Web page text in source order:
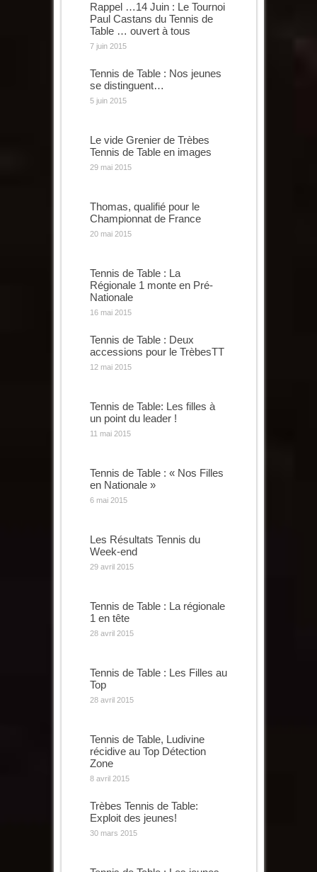
Rappel …14 Juin : Le Tournoi
Paul Castans du Tennis de
Table … ouvert à tous
7 juin 2015
Tennis de Table : Nos jeunes
se distinguent…
5 juin 2015
Le vide Grenier de Trèbes
Tennis de Table en images
29 mai 2015
Thomas, qualifié pour le
Championnat de France
20 mai 2015
Tennis de Table : La
Régionale 1 monte en Pré-
Nationale
16 mai 2015
Tennis de Table : Deux
accessions pour le TrèbesTT
12 mai 2015
Tennis de Table: Les filles à
un point du leader !
11 mai 2015
Tennis de Table : « Nos Filles
en Nationale »
6 mai 2015
Les Résultats Tennis du
Week-end
29 avril 2015
Tennis de Table : La régionale
1 en tête
28 avril 2015
Tennis de Table : Les Filles au
Top
28 avril 2015
Tennis de Table, Ludivine
récidive au Top Détection
Zone
8 avril 2015
Trèbes Tennis de Table:
Exploit des jeunes!
30 mars 2015